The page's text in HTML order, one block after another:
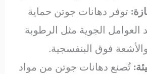
توفر دهانات جوتن حماية
العوامل الجوية مثل الرطوبة
فوق البنفسجية.
تُصنع دهانات جوتن من مواد